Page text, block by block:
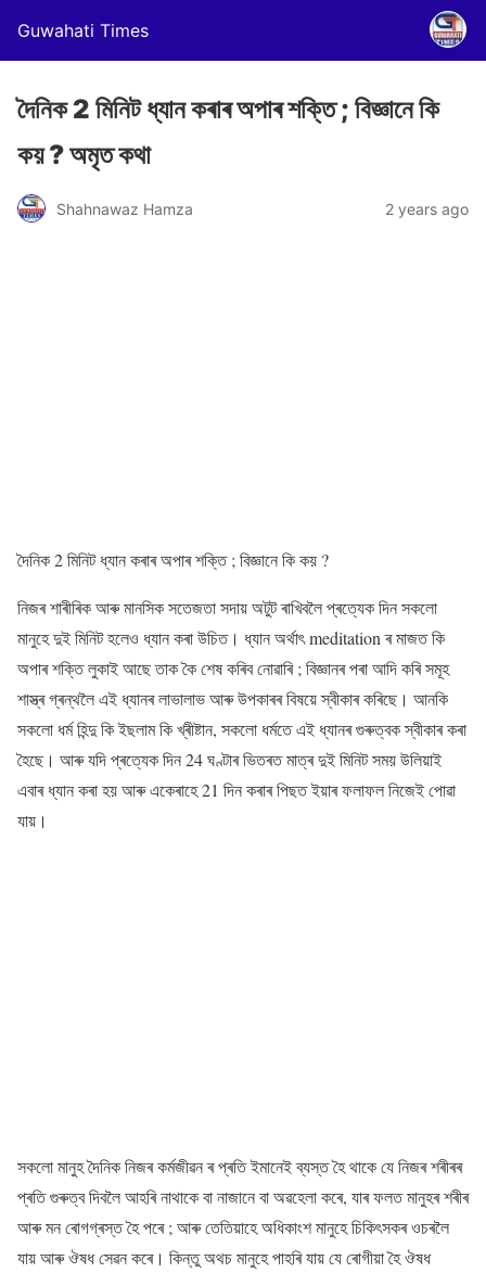
Guwahati Times
দৈনিক 2 মিনিট ধ্যান কৰাৰ অপাৰ শক্তি ; বিজ্ঞানে কি
কয় ? অমৃত কথা
Shahnawaz Hamza 2 years ago
দৈনিক 2 মিনিট ধ্যান কৰাৰ অপাৰ শক্তি ; বিজ্ঞানে কি কয় ?
নিজৰ শাৰীৰিক আৰু মানসিক সতেজতা সদায় অটুট ৰাখিবলৈ প্ৰত্যেক দিন সকলো
মানুহে দুই মিনিট হলেও ধ্যান কৰা উচিত। ধ্যান অৰ্থাৎ meditation ৰ মাজত কি
অপাৰ শক্তি লুকাই আছে তাক কৈ শেষ কৰিব নোৱাৰি ; বিজ্ঞানৰ পৰা আদি কৰি সমূহ
শাস্ত্ৰ গ্ৰন্থলৈ এই ধ্যানৰ লাভালাভ আৰু উপকাৰৰ বিষয়ে স্বীকাৰ কৰিছে। আনকি
সকলো ধৰ্ম হিন্দু কি ইছলাম কি খ্ৰীষ্টান, সকলো ধৰ্মতে এই ধ্যানৰ গুৰুত্বক স্বীকাৰ কৰা
হৈছে। আৰু যদি প্ৰত্যেক দিন 24 ঘণ্টাৰ ভিতৰত মাত্ৰ দুই মিনিট সময় উলিয়াই
এবাৰ ধ্যান কৰা হয় আৰু একেৰাহে 21 দিন কৰাৰ পিছত ইয়াৰ ফলাফল নিজেই পোৱা
যায়।
সকলো মানুহ দৈনিক নিজৰ কৰ্মজীৱন ৰ প্ৰতি ইমানেই ব্যস্ত হৈ থাকে যে নিজৰ শৰীৰৰ
প্ৰতি গুৰুত্ব দিবলৈ আহৰি নাথাকে বা নাজানে বা অৱহেলা কৰে, যাৰ ফলত মানুহৰ শৰীৰ
আৰু মন ৰোগগ্ৰস্ত হৈ পৰে ; আৰু তেতিয়াহে অধিকাংশ মানুহে চিকিৎসকৰ ওচৰলৈ
যায় আৰু ঔষধ সেৱন কৰে। কিন্তু অথচ মানুহে পাহৰি যায় যে ৰোগীয়া হৈ ঔষধ